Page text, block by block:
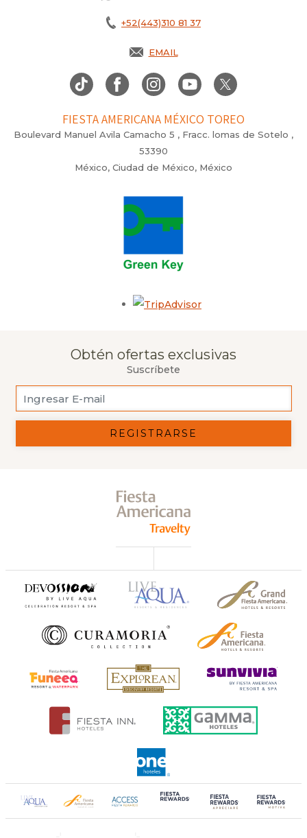
+52(443)310 81 37
EMAIL
FIESTA AMERICANA MÉXICO TOREO
Boulevard Manuel Avila Camacho 5 , Fracc. lomas de Sotelo ,
53390
México, Ciudad de México, México
Obtén ofertas exclusivas
Suscríbete
REGISTRARSE